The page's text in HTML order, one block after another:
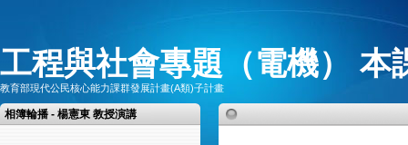
工程與社會專題（電機） 本
教育部現代公民核心能力課群發展計畫(A類)子計畫
相簿輪播 - 楊憲東 教授演講